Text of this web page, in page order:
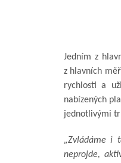
Jedním z
z hlavních
rychlosti a
nabízených
jednotlivými
„Zvládáme i
neprojde,